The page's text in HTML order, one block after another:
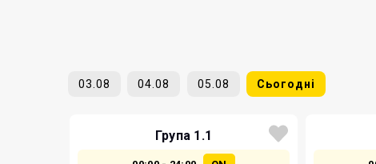
03.08 04.08 05.08 Сьогодні
Група 1.1